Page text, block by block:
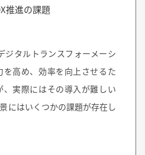
推進の課題
ジタルトランスフォーメーシ
を高め、効率を向上させるた
実際にはその導入が難しい
にはいくつかの課題が存在し